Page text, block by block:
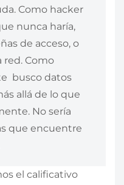
Como hacker
nunca haría,
de acceso, o
red. Como
busco datos
allá de lo que
No sería
que encuentre
el calificativo